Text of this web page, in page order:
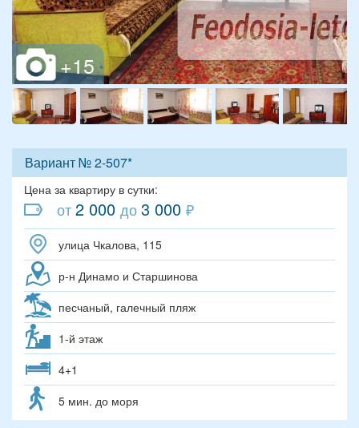
Вариант № 2-507*
Цена за квартиру в сутки:
от2 000 до3 000 ₽
улица Чкалова, 115
р-н Динамо и Старшинова
песчаный, галечный пляж
1-й этаж
4+1
5 мин. до моря